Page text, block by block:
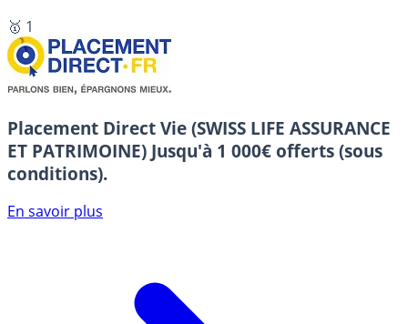
🥇 1
Placement Direct Vie (SWISS LIFE ASSURANCE
ET PATRIMOINE) Jusqu'à 1 000€ offerts (sous
conditions).
En savoir plus